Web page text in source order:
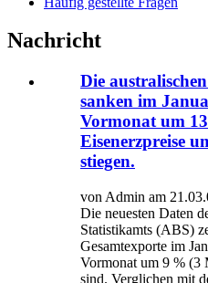
Nachricht
Die
sanken im
Vormonat um
Eisenerzpreise
stiegen.
von Admin am
Die neuesten Daten
Statistikamts (ABS)
Gesamtexporte im
Vormonat um 9 % (3
sind. Verglichen mit